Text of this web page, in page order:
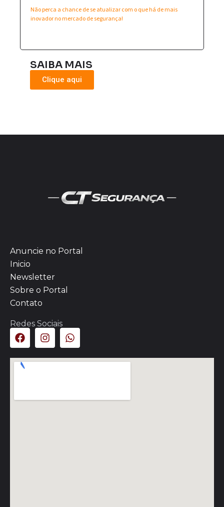
Não perca a chance de se atualizar com o que há de mais
inovador no mercado de segurança!
SAIBA MAIS
Clique aqui
Anuncie no Portal
Inicio
Newsletter
Sobre o Portal
Contato
Redes Sociais